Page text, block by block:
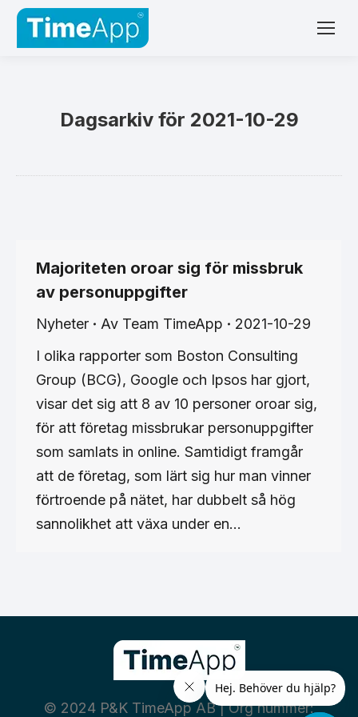
Dagsarkiv för 2021-10-29
Majoriteten oroar sig för missbruk
av personuppgifter
Nyheter Av Team TimeApp
2021-10-29
I olika rapporter som Boston Consulting
Group (BCG), Google och Ipsos har gjort,
visar det sig att 8 av 10 personer oroar sig,
för att företag missbrukar personuppgifter
som samlats in online. Samtidigt framgår
att de företag, som lärt sig hur man vinner
förtroende på nätet, har dubbelt så hög
sannolikhet att växa under en…
© 2024 P&K TimeApp AB | Org nummer: